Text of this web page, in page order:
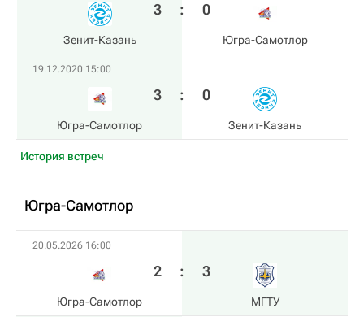
Зенит-Казань
3 : 0
Югра-Самотлор
19.12.2020 15:00
Югра-Самотлор
3 : 0
Зенит-Казань
История встреч
Югра-Самотлор
20.05.2026 16:00
Югра-Самотлор
2 : 3
МГТУ